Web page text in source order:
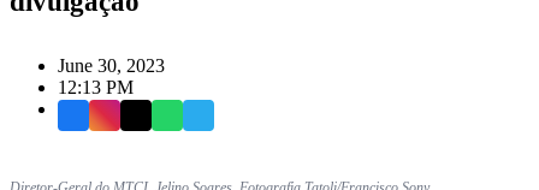
June 30, 2023
12:13 PM
FacebookInstagram